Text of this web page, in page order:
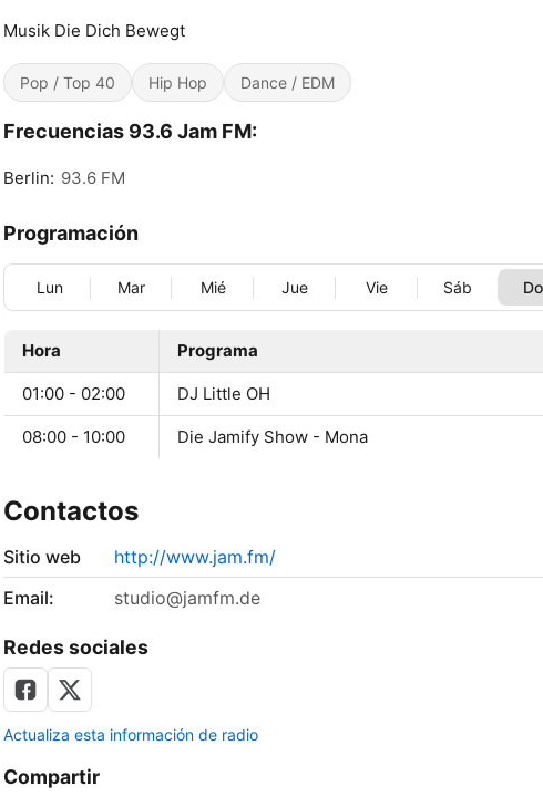
Musik Die Dich Bewegt
Pop / Top 40 Hip Hop Dance / EDM
Frecuencias 93.6 Jam FM:
Berlin: 93.6 FM
Programación
Lun Mar Mié Jue Vie Sáb
Hora Programa
01:00 - 02:00 DJ Little OH
08:00 - 10:00 Die Jamify Show - Mona
Contactos
Sitio web
http://www.jam.fm/
Email:
studio@jamfm.de
Redes sociales
Actualiza esta información de radio
Compartir